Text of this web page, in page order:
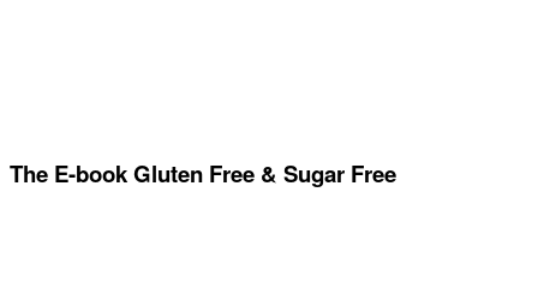
The E-book Gluten Free & Sugar Free